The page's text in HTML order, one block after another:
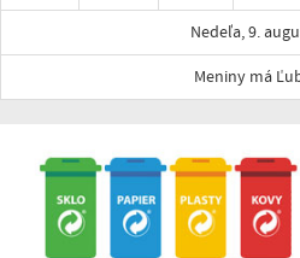
Nedeľa, 9.
Meniny má